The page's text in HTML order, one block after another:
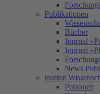
Publikationen
Bücher
Journal
Journal
News
Institut
Personen